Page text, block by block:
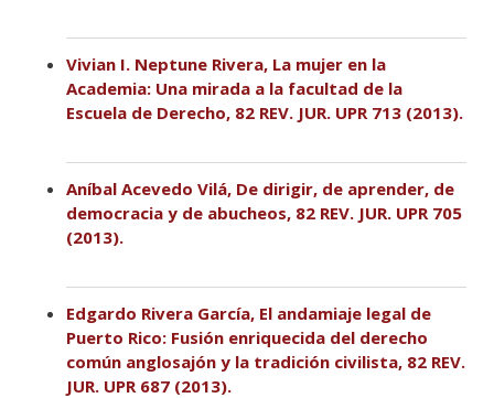
Vivian I. Neptune Rivera, La mujer en la
Academia: Una mirada a la facultad de la
Escuela de Derecho, 82 REV. JUR. UPR 713 (2013).
Aníbal Acevedo Vilá, De dirigir, de aprender, de
democracia y de abucheos, 82 REV. JUR. UPR 705
(2013).
Edgardo Rivera García, El andamiaje legal de
Puerto Rico: Fusión enriquecida del derecho
común anglosajón y la tradición civilista, 82 REV.
JUR. UPR 687 (2013).